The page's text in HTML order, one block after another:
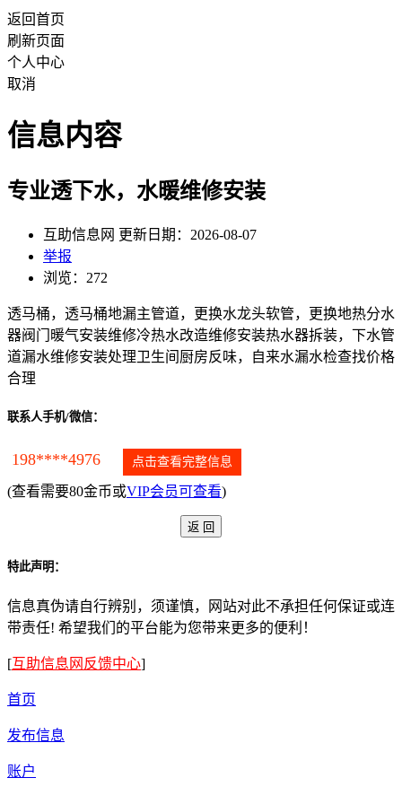
返回首页
刷新页面
个人中心
取消
信息内容
专业透下水，水暖维修安装
互助信息网 更新日期：2026-08-07
举报
浏览：272
透马桶，透马桶地漏主管道，更换水龙头软管，更换地热分水
器阀门暖气安装维修冷热水改造维修安装热水器拆装，下水管
道漏水维修安装处理卫生间厨房反味，自来水漏水检查找价格
合理
联系人手机/微信：
198****4976 点击查看完整信息
(查看需要80金币或VIP会员可查看)
特此声明：
信息真伪请自行辨别，须谨慎，网站对此不承担任何保证或连
带责任! 希望我们的平台能为您带来更多的便利！
[互助信息网反馈中心]
首页
发布信息
账户